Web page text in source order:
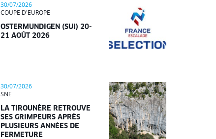
30/07/2026
COUPE D'EUROPE
OSTERMUNDIGEN (SUI) 20-
21 AOÛT 2026
30/07/2026
SNE
LA TIROUNÈRE RETROUVE
SES GRIMPEURS APRÈS
PLUSIEURS ANNÉES DE
FERMETURE